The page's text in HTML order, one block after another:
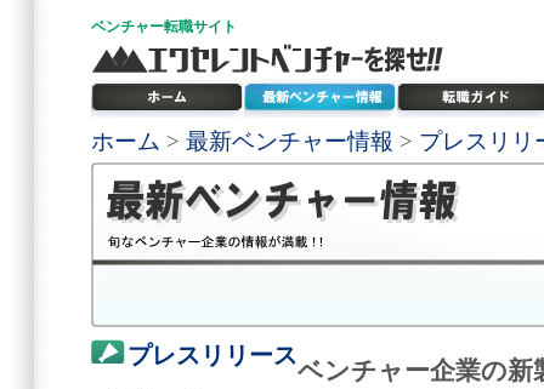
ベンチャー転職サイト
ホーム > 最新ベンチャー情報 > プレスリリ
プレスリリース
ベンチャー企業の新